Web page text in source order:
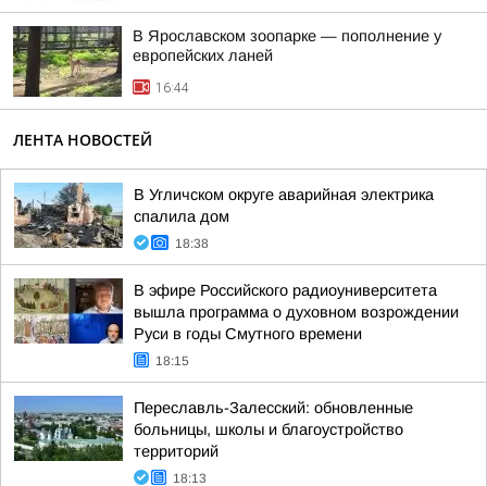
В Ярославском зоопарке — пополнение у
европейских ланей
16:44
ЛЕНТА НОВОСТЕЙ
В Угличском округе аварийная электрика
спалила дом
18:38
В эфире Российского радиоуниверситета
вышла программа о духовном возрождении
Руси в годы Смутного времени
18:15
Переславль-Залесский: обновленные
больницы, школы и благоустройство
территорий
18:13